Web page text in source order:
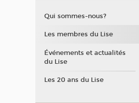
Qui sommes-nous?
Les membres du Lise
Événements et actualités
du Lise
Les 20 ans du Lise